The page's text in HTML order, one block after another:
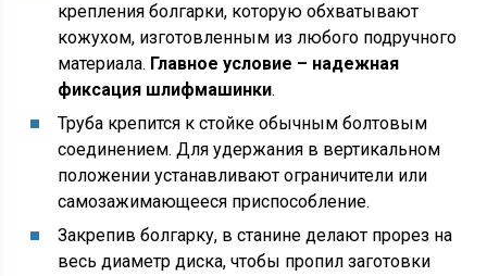
крепления болгарки, которую обхватывают
кожухом, изготовленным из любого подручного
материала. Главное условие – надежная
фиксация шлифмашинки.
Труба крепится к стойке обычным болтовым
соединением. Для удержания в вертикальном
положении устанавливают ограничители или
самозажимающееся приспособление.
Закрепив болгарку, в станине делают прорез на
весь диаметр диска, чтобы пропил заготовки